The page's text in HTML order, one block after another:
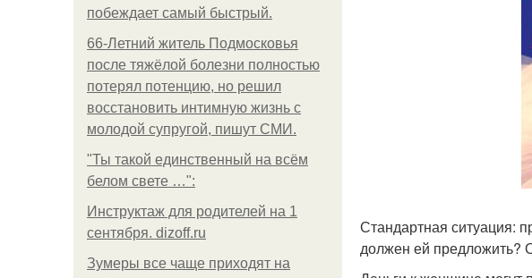
побеждает самый быстрый.
66-Летний житель Подмосковья
после тяжёлой болезни полностью
потерял потенцию, но решил
восстановить интимную жизнь с
молодой супругой, пишут СМИ.
"Ты такой единственный на всём
белом свете …":
Инструктаж для родителей на 1
сентября. dizoff.ru
Зумеры все чаще приходят на
Стандартная ситуация:
должен ей предложить?